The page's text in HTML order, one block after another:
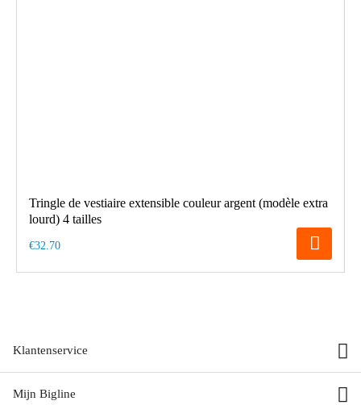
Tringle de vestiaire extensible couleur argent (modèle extra
lourd) 4 tailles
€32.70
Klantenservice
Mijn Bigline